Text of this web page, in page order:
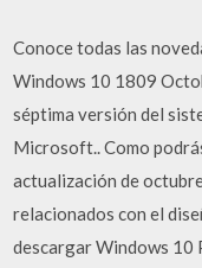
Conoce todas las
Windows 10 1809
séptima versión del
Microsoft.. Como
actualización de
relacionados con el
descargar Windows 10